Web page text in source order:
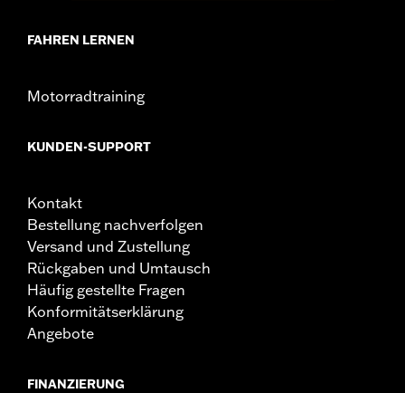
normalen Stop-and-Go-Bedingungen verwenden.
Verletzungen führen.
FAHREN LERNEN
Motorradtraining
KUNDEN-SUPPORT
Kontakt
Bestellung nachverfolgen
Versand und Zustellung
Rückgaben und Umtausch
Häufig gestellte Fragen
Konformitätserklärung
Angebote
FINANZIERUNG